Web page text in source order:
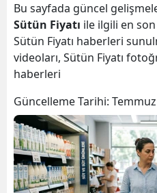
Bu sayfada güncel
Sütün Fiyatı ile ilgili en
Sütün Fiyatı haberleri
videoları, Sütün Fiyatı
haberleri
Güncelleme Tarihi: